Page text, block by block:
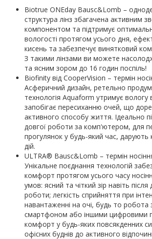
Biotrue ONEday Bausc&Lomb –
структура лінз збагачена активним
компонентом та підтримує
вологості протягом усього дня,
кисень та забезпечує винятковий
З такими лінзами ви можете
та ясним зором до 16 годин поспіль!
Biofinity від CooperVision – термін
Асферичний дизайн, ретельно
технологія Aquaform утримує вологу
запобігає пересиханню очей, що
активного способу життя. Ідеально
довгої роботи за комп'ютером, для
прогулянок у будь-який час,
дій.
ULTRA® Bausc&Lomb – термін
Унікальне поєднання технологій
комфорт протягом усього часу
умов: ясний та чіткий зір навіть після
роботи; легкість сприйняття при
навантаженні на очі, будь то
смартфоном або іншими цифровими
комфорт у будь-яких повсякденних
офісних буднів до активного